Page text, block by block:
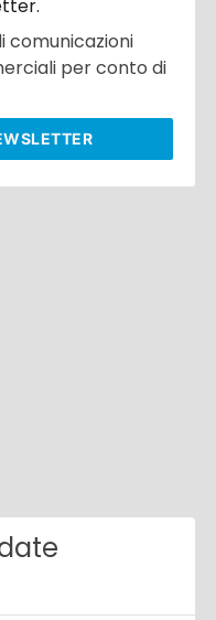
comunicazioni
per conto di